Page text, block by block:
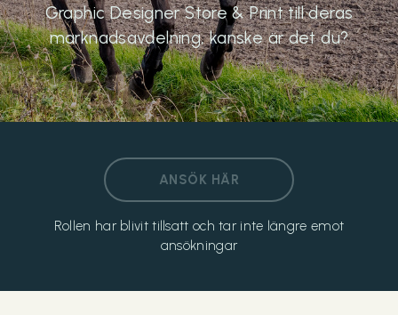
Graphic Designer Store & Print till deras
marknadsavdelning, kanske är det du?
ANSÖK HÄR
Rollen har blivit tillsatt och tar inte längre emot
ansökningar